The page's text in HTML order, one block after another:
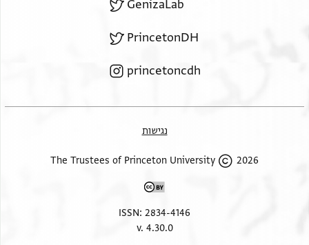
GenizaLab
PrincetonDH
princetoncdh
נגישות
2026 The Trustees of Princeton University
ISSN: 2834-4146
v. 4.30.0